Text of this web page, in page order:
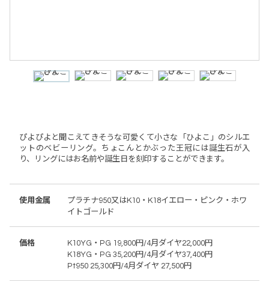
ぴよぴよと聞こえてきそうな可愛くて小さな「ひよこ」のシルエ
ットのベビーリング。ちょこんとかぶった王冠には誕生石が入
り、リングにはお名前や誕生日を刻印することができます。
使用金属
プラチナ950又はK10・K18イエロー・ピンク・ホワ
イトゴールド
価格
K10YG・PG 19,800円/4月ダイヤ22,000円
K18YG・PG 35,200円/4月ダイヤ37,400円
Pt950 25,300円/4月ダイヤ 27,500円